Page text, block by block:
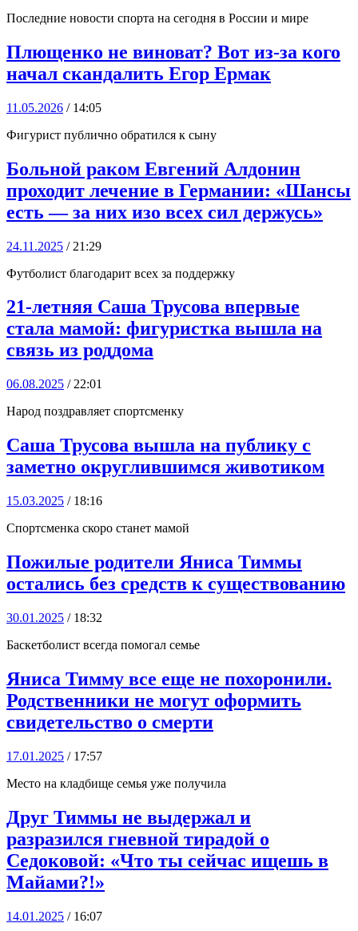
Последние новости спорта на сегодня в России и мире
Плющенко не виноват? Вот из-за кого
начал скандалить Егор Ермак
11.05.2026 / 14:05
Фигурист публично обратился к сыну
Больной раком Евгений Алдонин
проходит лечение в Германии: «Шансы
есть — за них изо всех сил держусь»
24.11.2025 / 21:29
Футболист благодарит всех за поддержку
21-летняя Саша Трусова впервые
стала мамой: фигуристка вышла на
связь из роддома
06.08.2025 / 22:01
Народ поздравляет спортсменку
Саша Трусова вышла на публику с
заметно округлившимся животиком
15.03.2025 / 18:16
Спортсменка скоро станет мамой
Пожилые родители Яниса Тиммы
остались без средств к существованию
30.01.2025 / 18:32
Баскетболист всегда помогал семье
Яниса Тимму все еще не похоронили.
Родственники не могут оформить
свидетельство о смерти
17.01.2025 / 17:57
Место на кладбище семья уже получила
Друг Тиммы не выдержал и
разразился гневной тирадой о
Седоковой: «Что ты сейчас ищешь в
Майами?!»
14.01.2025 / 16:07